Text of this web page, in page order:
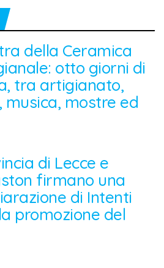
della Ceramica
otto giorni di
tra artigianato,
musica, mostre ed
di Lecce e
firmano una
di Intenti
promozione del